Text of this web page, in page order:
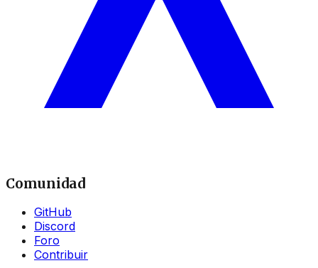
Comunidad
GitHub
Discord
Foro
Contribuir